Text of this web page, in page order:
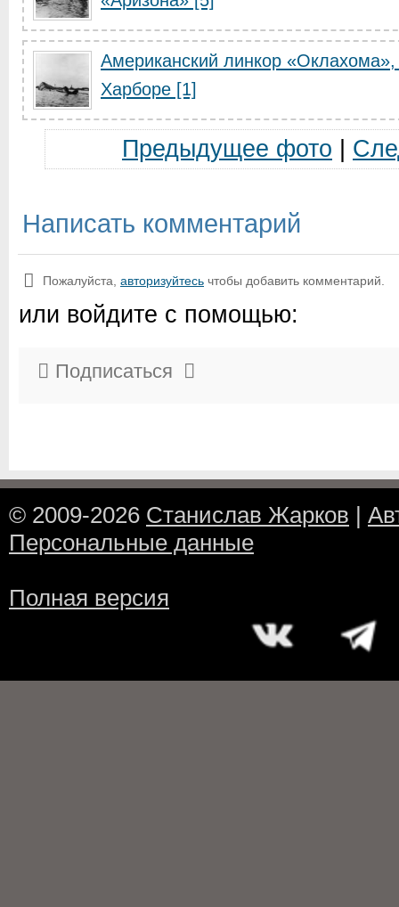
Американский линкор
Харборе [1]
Предыдущее фото
Написать комментарий
Пожалуйста, авторизуйтесь чтобы добавить комментарий.
или войдите с помощью:
Подписаться
© 2009-2026 Станислав Жарков |
Персональные данные
Полная версия